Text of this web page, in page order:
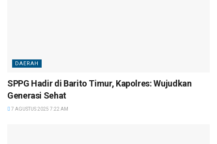
DAERAH
SPPG Hadir di Barito Timur, Kapolres: Wujudkan
Generasi Sehat
7 AGUSTUS 2025 7:22 AM